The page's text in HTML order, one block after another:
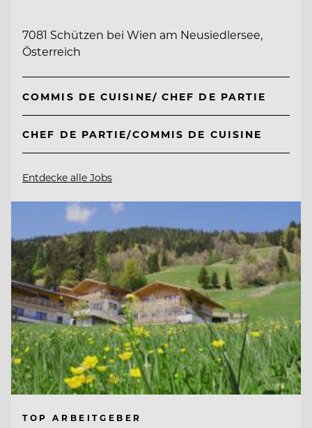
7081 Schützen bei Wien am Neusiedlersee,
Österreich
COMMIS DE CUISINE/ CHEF DE PARTIE
CHEF DE PARTIE/COMMIS DE CUISINE
Entdecke alle Jobs
TOP ARBEITGEBER